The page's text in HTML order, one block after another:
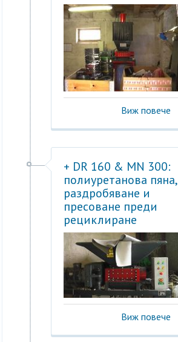
Виж повече
+ DR 160 & MN 300:
полиуретанова пяна,
раздробяване и
пресоване преди
рециклиране
Виж повече